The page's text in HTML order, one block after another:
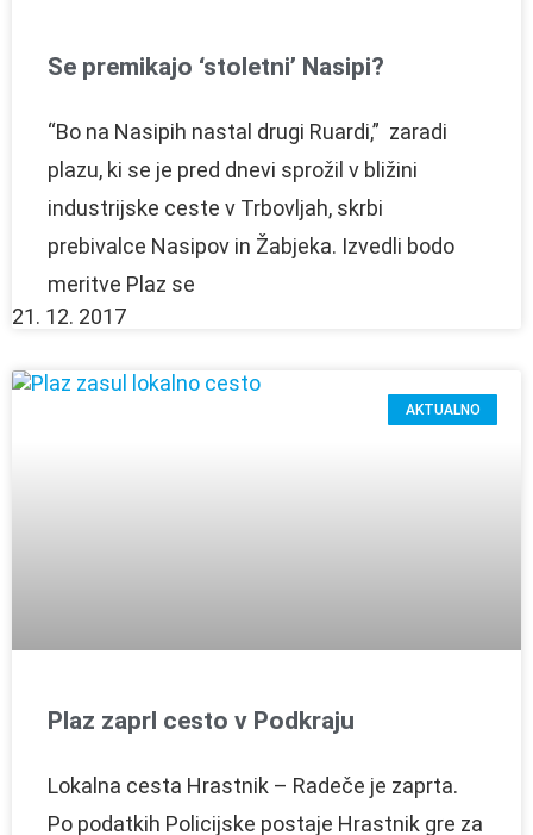
Se premikajo ‘stoletni’ Nasipi?
“Bo na Nasipih nastal drugi Ruardi,” zaradi
plazu, ki se je pred dnevi sprožil v bližini
industrijske ceste v Trbovljah, skrbi
prebivalce Nasipov in Žabjeka. Izvedli bodo
meritve Plaz se
21. 12. 2017
AKTUALNO
Plaz zaprl cesto v Podkraju
Lokalna cesta Hrastnik – Radeče je zaprta.
Po podatkih Policijske postaje Hrastnik gre za